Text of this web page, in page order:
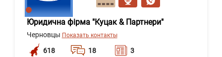
Юридична фірма "Куцак & Партнери"
Черновцы Показать контакты
618 18 3